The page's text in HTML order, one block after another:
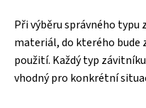
Při výběru správného
materiál, do kterého bude
použití. Každý typ
vhodný pro konkrétní